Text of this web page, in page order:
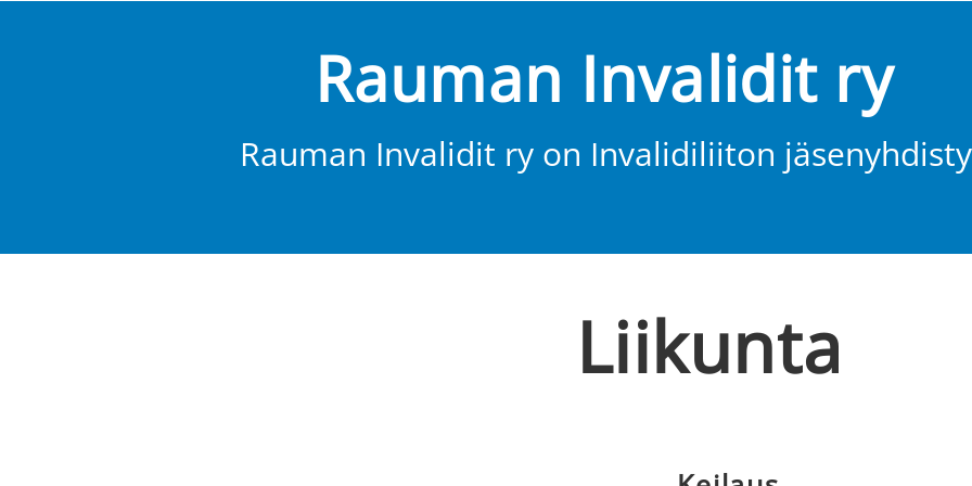
Rauman Invalidit ry
Rauman Invalidit ry on Invalidiliiton
Liikunta